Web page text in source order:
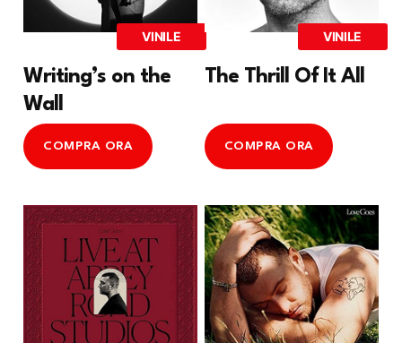
VINILE
Writing’s on the
Wall
COMPRA ORA
VINILE
The Thrill Of It All
COMPRA ORA